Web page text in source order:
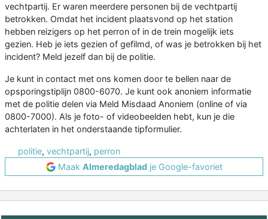
vechtpartij. Er waren meerdere personen bij de vechtpartij
betrokken. Omdat het incident plaatsvond op het station
hebben reizigers op het perron of in de trein mogelijk iets
gezien. Heb je iets gezien of gefilmd, of was je betrokken bij het
incident? Meld jezelf dan bij de politie.
Je kunt in contact met ons komen door te bellen naar de
opsporingstiplijn 0800-6070. Je kunt ook anoniem informatie
met de politie delen via Meld Misdaad Anoniem (online of via
0800-7000). Als je foto- of videobeelden hebt, kun je die
achterlaten in het onderstaande tipformulier.
politie, vechtpartij, perron
Maak Almeredagbladje Google-favoriet